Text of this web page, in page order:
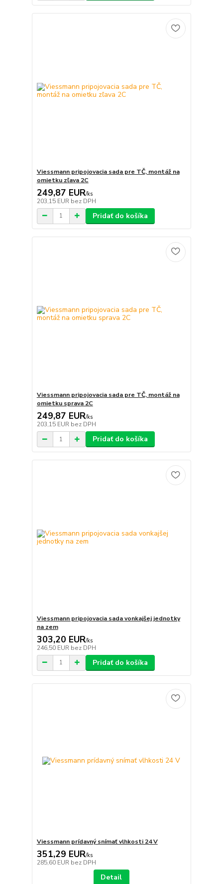
Viessmann pripojovacia sada pre TČ, montáž na
omietku zľava 2C
249,87 EUR/ks
203,15 EUR bez DPH
Pridať do košíka
Viessmann pripojovacia sada pre TČ, montáž na
omietku sprava 2C
249,87 EUR/ks
203,15 EUR bez DPH
Pridať do košíka
Viessmann pripojovacia sada vonkajšej jednotky
na zem
303,20 EUR/ks
246,50 EUR bez DPH
Pridať do košíka
Viessmann prídavný snímať vlhkosti 24 V
351,29 EUR/ks
285,60 EUR bez DPH
Detail